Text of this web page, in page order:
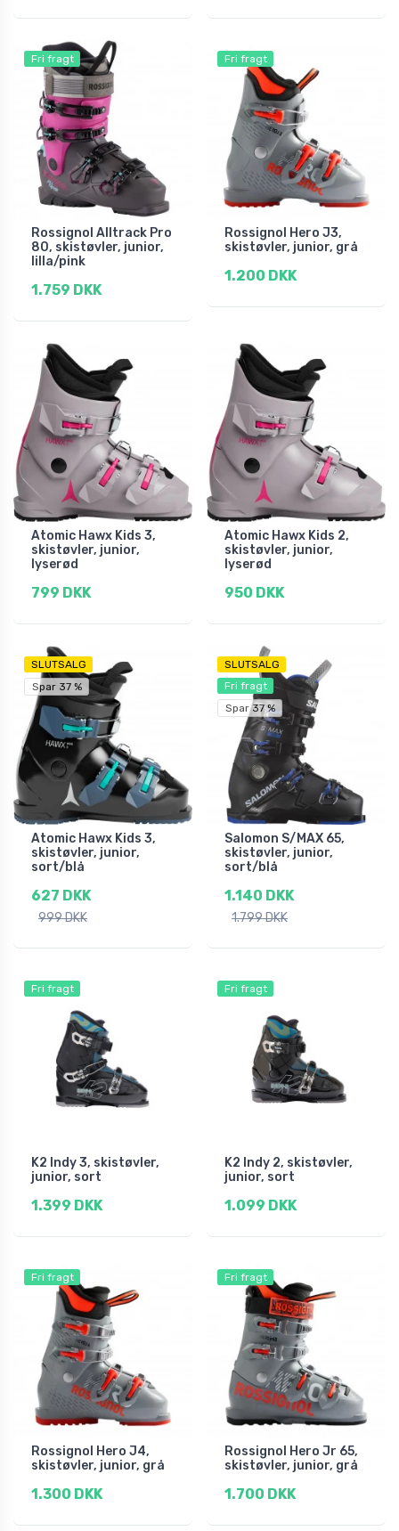
Fri fragt
Rossignol Alltrack Pro
80, skistøvler, junior,
lilla/pink
1.759 DKK
Fri fragt
Rossignol Hero J3,
skistøvler, junior, grå
1.200 DKK
Atomic Hawx Kids 3,
skistøvler, junior,
lyserød
799 DKK
Atomic Hawx Kids 2,
skistøvler, junior,
lyserød
950 DKK
SLUTSALG
Spar 37 %
Atomic Hawx Kids 3,
skistøvler, junior,
sort/blå
627 DKK
999 DKK
SLUTSALG
Fri fragt
Spar 37 %
Salomon S/MAX 65,
skistøvler, junior,
sort/blå
1.140 DKK
1.799 DKK
Fri fragt
K2 Indy 3, skistøvler,
junior, sort
1.399 DKK
Fri fragt
K2 Indy 2, skistøvler,
junior, sort
1.099 DKK
Fri fragt
Rossignol Hero J4,
skistøvler, junior, grå
1.300 DKK
Fri fragt
Rossignol Hero Jr 65,
skistøvler, junior, grå
1.700 DKK